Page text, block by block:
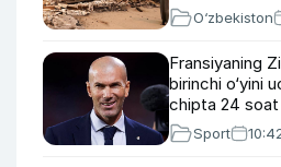
O‘zbekiston
Fransiyaning
birinchi o‘yini
chipta 24 soat
Sport